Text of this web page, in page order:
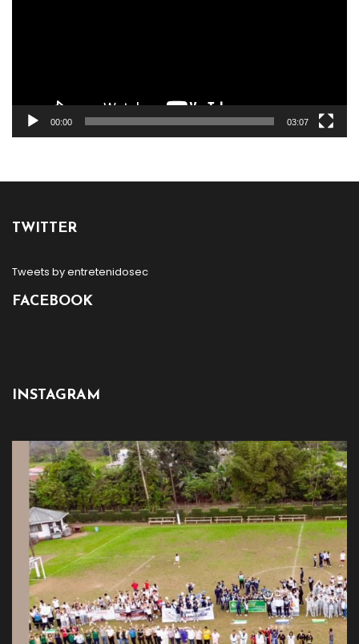
00:00 03:07
TWITTER
Tweets by entretenidosec
FACEBOOK
INSTAGRAM